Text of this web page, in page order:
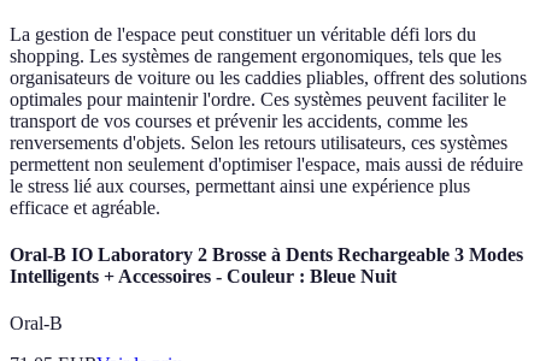
La gestion de l'espace peut constituer un véritable défi lors du
shopping. Les systèmes de rangement ergonomiques, tels que les
organisateurs de voiture ou les caddies pliables, offrent des solutions
optimales pour maintenir l'ordre. Ces systèmes peuvent faciliter le
transport de vos courses et prévenir les accidents, comme les
renversements d'objets. Selon les retours utilisateurs, ces systèmes
permettent non seulement d'optimiser l'espace, mais aussi de réduire
le stress lié aux courses, permettant ainsi une expérience plus
efficace et agréable.
Oral-B IO Laboratory 2 Brosse à Dents Rechargeable 3 Modes
Intelligents + Accessoires - Couleur : Bleue Nuit
Oral-B